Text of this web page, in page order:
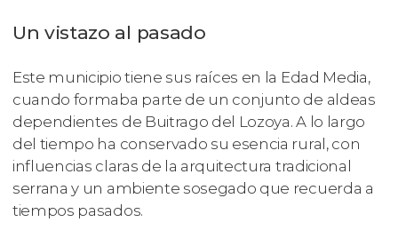
Un vistazo al pasado
Este municipio tiene sus raíces en la Edad Media,
cuando formaba parte de un conjunto de aldeas
dependientes de Buitrago del Lozoya. A lo largo
del tiempo ha conservado su esencia rural, con
influencias claras de la arquitectura tradicional
serrana y un ambiente sosegado que recuerda a
tiempos pasados.